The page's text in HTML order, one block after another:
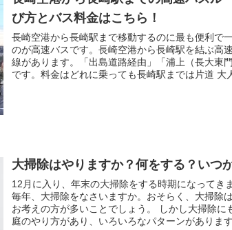
び方とバス料金はこちら！
長崎空港から長崎駅まで移動するのに最も便利で
のが高速バスです。長崎空港から長崎駅を結ぶ高
線があります。「出島道路経由」「浦上（長大東
です。料金はどれに乗っても長崎駅までは片道 大
大掃除はやりますか？何をする？いつ
12月に入り、年末の大掃除をする時期になってき
毎年、大掃除をなさいますか。おそらく、大掃除
お考えの方が多いことでしょう。 しかし大掃除に
庭のやり方があり、いろいろなパターンがあります